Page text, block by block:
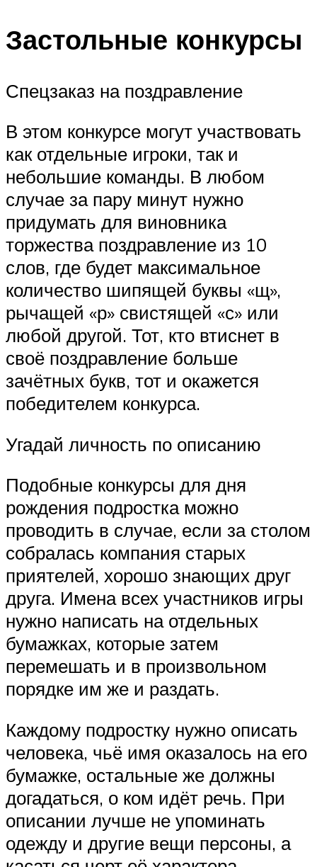
Застольные конкурсы
Спецзаказ на поздравление
В этом конкурсе могут участвовать
как отдельные игроки, так и
небольшие команды. В любом
случае за пару минут нужно
придумать для виновника
торжества поздравление из 10
слов, где будет максимальное
количество шипящей буквы «щ»,
рычащей «р» свистящей «с» или
любой другой. Тот, кто втиснет в
своё поздравление больше
зачётных букв, тот и окажется
победителем конкурса.
Угадай личность по описанию
Подобные конкурсы для дня
рождения подростка можно
проводить в случае, если за столом
собралась компания старых
приятелей, хорошо знающих друг
друга. Имена всех участников игры
нужно написать на отдельных
бумажках, которые затем
перемешать и в произвольном
порядке им же и раздать.
Каждому подростку нужно описать
человека, чьё имя оказалось на его
бумажке, остальные же должны
догадаться, о ком идёт речь. При
описании лучше не упоминать
одежду и другие вещи персоны, а